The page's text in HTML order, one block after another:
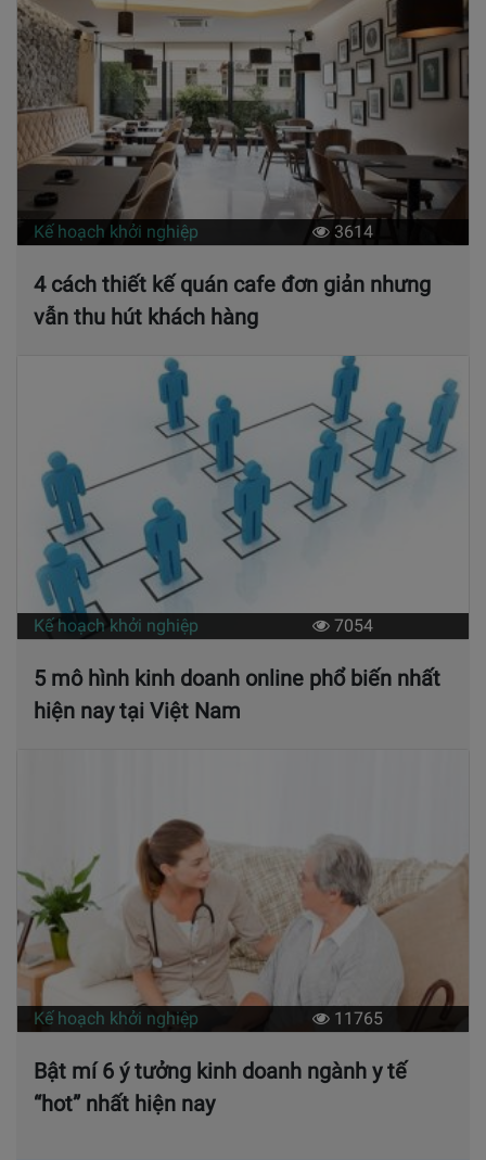
Kế hoạch khởi nghiệp 3614
4 cách thiết kế quán cafe đơn giản nhưng
vẫn thu hút khách hàng
Kế hoạch khởi nghiệp 7054
5 mô hình kinh doanh online phổ biến nhất
hiện nay tại Việt Nam
Kế hoạch khởi nghiệp 11765
Bật mí 6 ý tưởng kinh doanh ngành y tế
“hot” nhất hiện nay